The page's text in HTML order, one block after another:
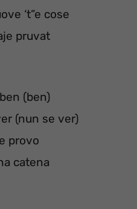
‘t”e cose
pruvat
(ben)
(nun se ver)
provo
catena